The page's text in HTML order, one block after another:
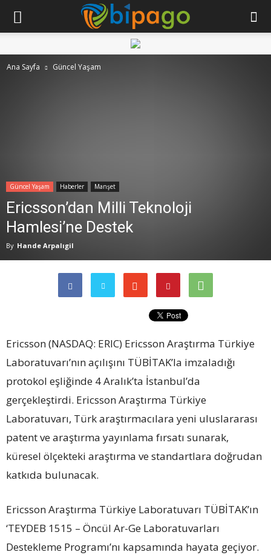
Ana Sayfa Güncel Yaşam
Güncel Yaşam Haberler Manşet
Ericsson’dan Milli Teknoloji
Hamlesi’ne Destek
By Hande Arpalıgil
Ericsson (NASDAQ: ERIC) Ericsson Araştırma Türkiye
Laboratuvarı’nın açılışını TÜBİTAK’la imzaladığı
protokol eşliğinde 4 Aralık’ta İstanbul’da
gerçekleştirdi. Ericsson Araştırma Türkiye
Laboratuvarı, Türk araştırmacılara yeni uluslararası
patent ve araştırma yayınlama fırsatı sunarak,
küresel ölçekteki araştırma ve standartlara doğrudan
katkıda bulunacak.
Ericsson Araştırma Türkiye Laboratuvarı TÜBİTAK’ın
‘TEYDEB 1515 – Öncül Ar-Ge Laboratuvarları
Destekleme Programı’nı kapsamında hayata geçiyor.